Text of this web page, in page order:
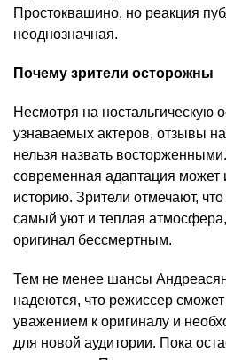
Простоквашино, но реакция
неоднозначная.
Почему зрители осторожны
Несмотря на ностальгическую
узнаваемых актеров, отзывы
нельзя назвать
современная адаптация может
историю. Зрители отмечают,
самый уют и теплая
оригинал бессмертным.
Тем не менее шансы
надеются, что режиссер
уважением к оригиналу и
для новой аудитории. Пока